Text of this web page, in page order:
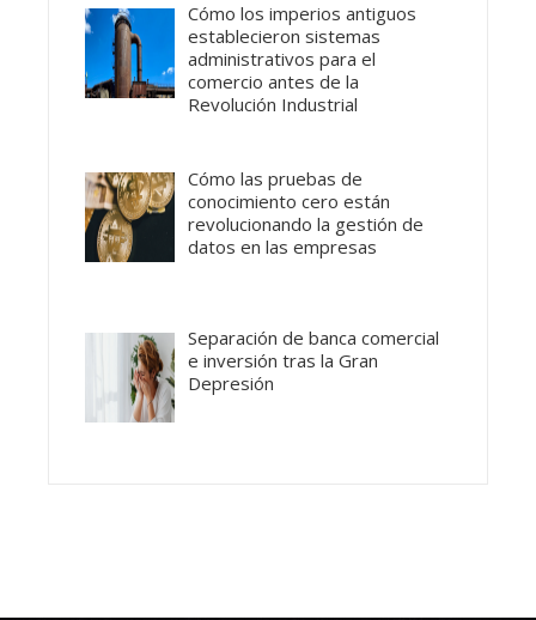
Cómo los imperios antiguos
establecieron sistemas
administrativos para el
comercio antes de la
Revolución Industrial
Cómo las pruebas de
conocimiento cero están
revolucionando la gestión de
datos en las empresas
Separación de banca comercial
e inversión tras la Gran
Depresión